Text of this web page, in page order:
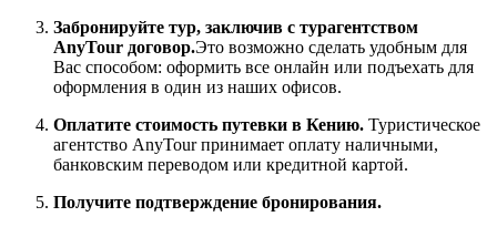
Забронируйте тур, заключив с турагентством
AnyTour договор.Это возможно сделать удобным для
Вас способом: оформить все онлайн или подъехать для
оформления в один из наших офисов.
Оплатите стоимость путевки в Кению. Туристическое
агентство AnyTour принимает оплату наличными,
банковским переводом или кредитной картой.
Получите подтверждение бронирования.